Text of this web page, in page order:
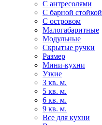
С антресолями
С барной стойкой
С островом
Малогабаритные
Модульные
Скрытые ручки
Размер
Мини-кухни
Узкие
3 кв. м.
5 кв. м.
6 кв. м.
9 кв. м.
Все для кухни